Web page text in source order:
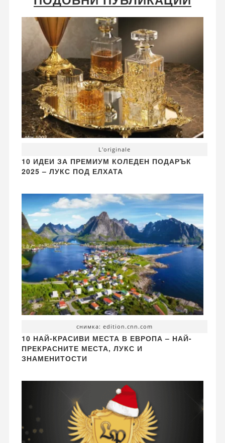
L'originale
10 ИДЕИ ЗА ПРЕМИУМ КОЛЕДЕН ПОДАРЪК
2025 – ЛУКС ПОД ЕЛХАТА
снимка: edition.cnn.com
10 НАЙ-КРАСИВИ МЕСТА В ЕВРОПА – НАЙ-
ПРЕКРАСНИТЕ МЕСТА, ЛУКС И
ЗНАМЕНИТОСТИ